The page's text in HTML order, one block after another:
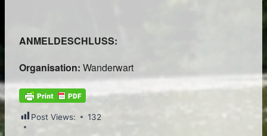
ANMELDESCHLUSS:
Organisation: Wanderwart
Post Views: 132